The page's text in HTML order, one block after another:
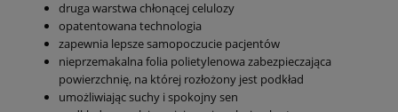
druga warstwa chłonącej celulozy
opatentowana technologia
zapewnia lepsze samopoczucie pacjentów
nieprzemakalna folia polietylenowa zabezpieczająca
powierzchnię, na której rozłożony jest podkład
umożliwiając suchy i spokojny sen